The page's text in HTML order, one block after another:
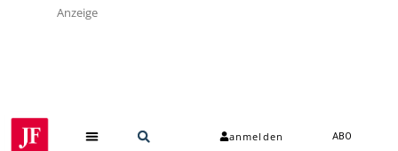
Anzeige
anmelden ABO